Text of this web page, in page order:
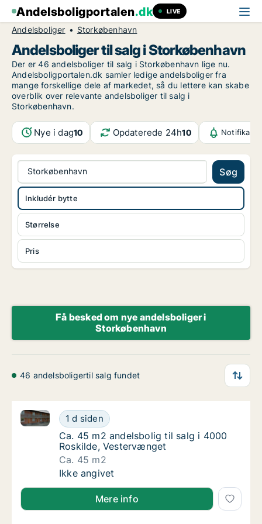
Andelsboligportalen.dk LIVE
Andelsboliger Storkøbenhavn
Andelsboliger til salg i Storkøbenhavn
Der er 46 andelsboliger til salg i Storkøbenhavn lige nu.
Andelsboligportalen.dk samler ledige andelsboliger fra
mange forskellige dele af markedet, så du lettere kan skabe
overblik over relevante andelsboliger til salg i
Storkøbenhavn.
Nye i dag10 Opdaterede 24h10
Storkøbenhavn Søg
Størrelse
Pris
Inkludér bytte
Få besked om nye andelsboliger i
Storkøbenhavn
46 andelsboligertil salg fundet
Ca. 45 m2 andelsbolig til salg i 4000
1 d siden
Ca. 45 m2 andelsbolig til salg i 4000 Roskilde,
Ca. 45 m2 andelsbolig til salg i 4000
Ca. 45 m2 andelsbolig til salg i 4000
Roskilde, Vestervænget
Ca. 45 m2
Ca. 45 m2 andelsbolig til salg i 4000
Ikke angivet
Mere info